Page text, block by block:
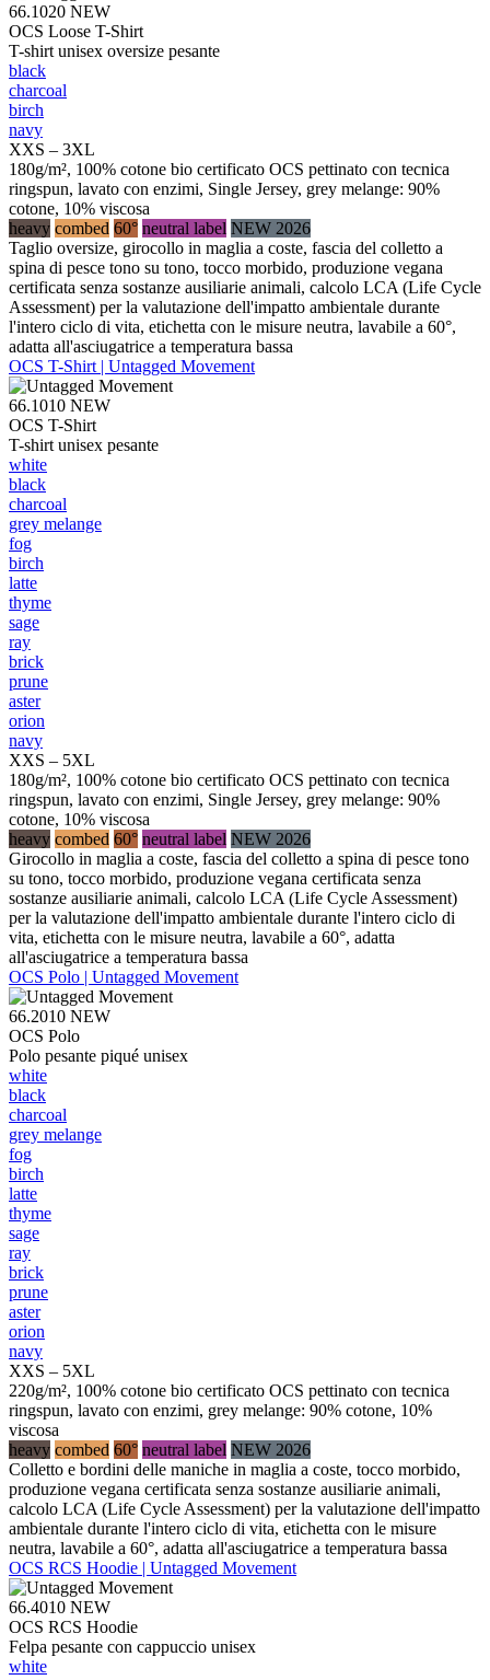
66.1020 NEW
OCS Loose T-Shirt
T-shirt unisex oversize pesante
black
charcoal
birch
navy
XXS – 3XL
180g/m², 100% cotone bio certificato OCS pettinato con tecnica
ringspun, lavato con enzimi, Single Jersey, grey melange: 90%
cotone, 10% viscosa
heavy combed 60° neutral label NEW 2026
Taglio oversize, girocollo in maglia a coste, fascia del colletto a
spina di pesce tono su tono, tocco morbido, produzione vegana
certificata senza sostanze ausiliarie animali, calcolo LCA (Life Cycle
Assessment) per la valutazione dell'impatto ambientale durante
l'intero ciclo di vita, etichetta con le misure neutra, lavabile a 60°,
adatta all'asciugatrice a temperatura bassa
OCS T-Shirt | Untagged Movement
66.1010 NEW
OCS T-Shirt
T-shirt unisex pesante
white
black
charcoal
grey melange
fog
birch
latte
thyme
sage
ray
brick
prune
aster
orion
navy
XXS – 5XL
180g/m², 100% cotone bio certificato OCS pettinato con tecnica
ringspun, lavato con enzimi, Single Jersey, grey melange: 90%
cotone, 10% viscosa
heavy combed 60° neutral label NEW 2026
Girocollo in maglia a coste, fascia del colletto a spina di pesce tono
su tono, tocco morbido, produzione vegana certificata senza
sostanze ausiliarie animali, calcolo LCA (Life Cycle Assessment)
per la valutazione dell'impatto ambientale durante l'intero ciclo di
vita, etichetta con le misure neutra, lavabile a 60°, adatta
all'asciugatrice a temperatura bassa
OCS Polo | Untagged Movement
66.2010 NEW
OCS Polo
Polo pesante piqué unisex
white
black
charcoal
grey melange
fog
birch
latte
thyme
sage
ray
brick
prune
aster
orion
navy
XXS – 5XL
220g/m², 100% cotone bio certificato OCS pettinato con tecnica
ringspun, lavato con enzimi, grey melange: 90% cotone, 10%
viscosa
heavy combed 60° neutral label NEW 2026
Colletto e bordini delle maniche in maglia a coste, tocco morbido,
produzione vegana certificata senza sostanze ausiliarie animali,
calcolo LCA (Life Cycle Assessment) per la valutazione dell'impatto
ambientale durante l'intero ciclo di vita, etichetta con le misure
neutra, lavabile a 60°, adatta all'asciugatrice a temperatura bassa
OCS RCS Hoodie | Untagged Movement
66.4010 NEW
OCS RCS Hoodie
Felpa pesante con cappuccio unisex
white